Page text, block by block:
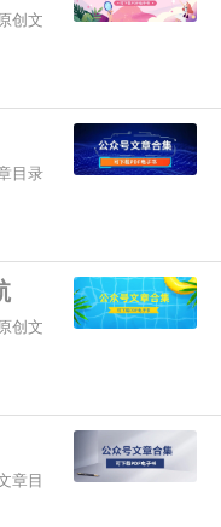
创文
目录
创文
章目